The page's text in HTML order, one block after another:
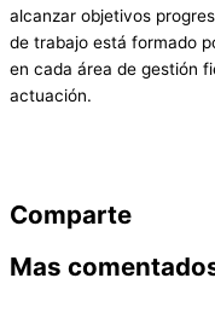
alcanzar objetivos
de trabajo está formado
en cada área de gestión
actuación.
Comparte
Mas